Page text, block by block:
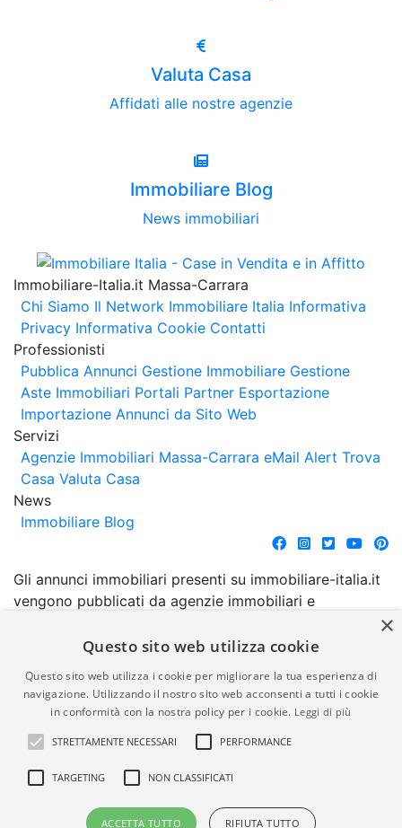
Valuta Casa
Affidati alle nostre agenzie
Immobiliare Blog
News immobiliari
Immobiliare-Italia.it Massa-Carrara
Chi Siamo Il Network Immobiliare Italia Informativa
Privacy Informativa Cookie Contatti
Professionisti
Pubblica Annunci Gestione Immobiliare Gestione
Aste Immobiliari Portali Partner Esportazione
Importazione Annunci da Sito Web
Servizi
Agenzie Immobiliari Massa-Carrara eMail Alert Trova
Casa Valuta Casa
News
Immobiliare Blog
Gli annunci immobiliari presenti su immobiliare-italia.it
vengono pubblicati da agenzie immobiliari e
comporta l'approvazione o l'avallo da parte di
garanzia da parte di quest'ultima. immobiliare-italia.it
quindi non è responsabile della veridicità, della
correttezza, della completezza, della normativa in
materia di privacy e/o di alcun altro aspetto dei
suddetti annunci.
© Copyright 2007 - 2026
Powered by
×
Questo sito web utilizza cookie
Questo sito web utilizza i cookie per migliorare la tua esperienza di
navigazione. Utilizzando il nostro sito web acconsenti a tutti i cookie
in conformità con la nostra policy per i cookie. Leggi di più
STRETTAMENTE NECESSARI PERFORMANCE
TARGETING NON CLASSIFICATI
ACCETTA TUTTO RIFIUTA TUTTO